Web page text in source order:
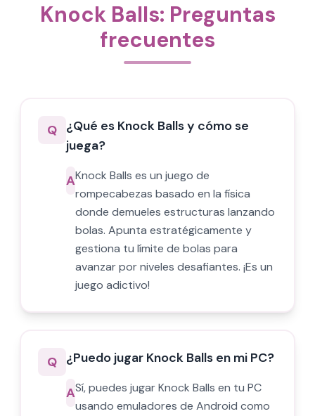
Knock Balls: Preguntas
frecuentes
Q ¿Qué es Knock Balls y cómo se
juega?
AKnock Balls es un juego de
rompecabezas basado en la física
donde demueles estructuras lanzando
bolas. Apunta estratégicamente y
gestiona tu límite de bolas para
avanzar por niveles desafiantes. ¡Es un
juego adictivo!
Q ¿Puedo jugar Knock Balls en mi PC?
ASí, puedes jugar Knock Balls en tu PC
usando emuladores de Android como